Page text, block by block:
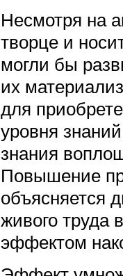
Несмотря на
творце и
могли бы
их
для
уровня
знания
Повышение
объясняется
живого
эффектом